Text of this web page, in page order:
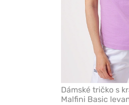
Dámské tričko s
Malfini Basic